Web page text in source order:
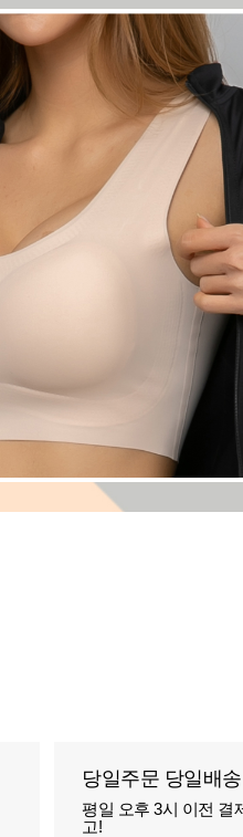
당일주문 당일배송
평일 오후 3시 이전 결
고!